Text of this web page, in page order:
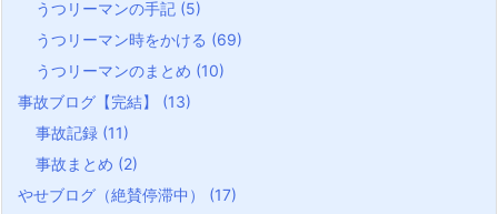
うつリーマンの手記 (5)
うつリーマン時をかける (69)
うつリーマンのまとめ (10)
事故ブログ【完結】 (13)
事故記録 (11)
事故まとめ (2)
やせブログ（絶賛停滞中） (17)